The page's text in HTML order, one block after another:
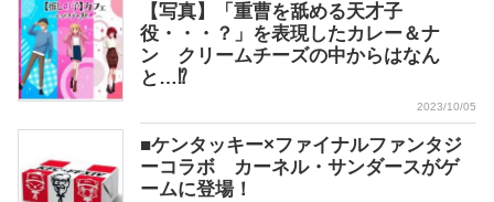
【写真】「重曹を舐める天才子
役・・・？」を表現したカレー＆ナ
ン クリームチーズの中からはなん
と…⁉
2023/10/05
■ケンタッキー×ファイナルファンタジ
ーコラボ カーネル・サンダースがゲ
ームに登場！